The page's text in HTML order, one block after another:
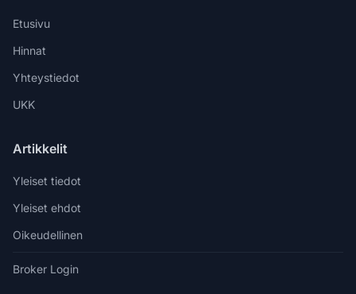
Etusivu
Hinnat
Yhteystiedot
UKK
Artikkelit
Yleiset tiedot
Yleiset ehdot
Oikeudellinen
Broker Login